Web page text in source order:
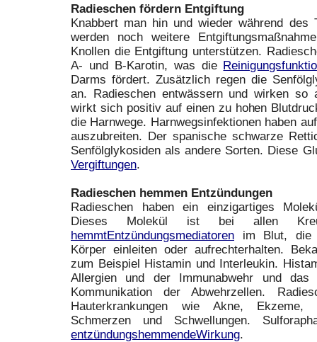
Radieschen fördern Entgiftung
Knabbert man hin und wieder während des
werden noch weitere
Knollen die Entgiftung unterstützen.
A- und B-Karotin, was die
Darms fördert. Zusätzlich regen die
an. Radieschen entwässern und wirken so
wirkt sich positiv auf einen zu hohen
die Harnwege. Harnwegsinfektionen haben
auszubreiten. Der spanische schwarze
Senfölglykosiden als andere Sorten. Diese
Vergiftungen.
Radieschen hemmen Entzündungen
Radieschen haben ein einzigartiges
Dieses Molekül ist bei allen
hemmtEntzündungsmediatoren im Blut, die
Körper einleiten oder aufrechterhalten.
zum Beispiel Histamin und Interleukin.
Allergien und der Immunabwehr und
Kommunikation der Abwehrzellen.
Hauterkrankungen wie Akne, Ekzeme,
Schmerzen und Schwellungen.
entzündungshemmendeWirkung.